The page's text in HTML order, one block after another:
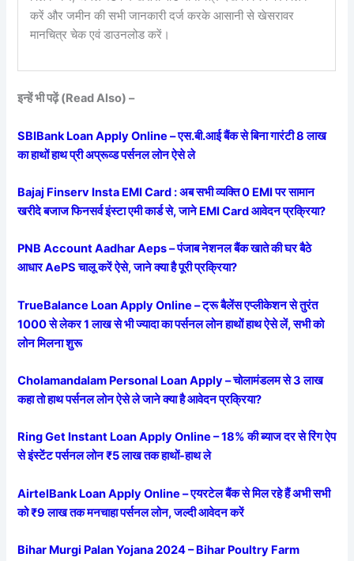
करें और जमीन की सभी जानकारी दर्ज करके आसानी से खेसरावर
मानचित्र चेक एवं डाउनलोड करें।
इन्हें भी पढ़ें (Read Also) –
SBIBank Loan Apply Online – एस.बी.आई बैंक से बिना गारंटी 8 लाख
का हाथों हाथ प्री अप्रूव्ड पर्सनल लोन ऐसे ले
Bajaj Finserv Insta EMI Card : अब सभी व्यक्ति 0 EMI पर सामान
खरीदे बजाज फिनसर्व इंस्टा एमी कार्ड से, जाने EMI Card आवेदन प्रक्रिया?
PNB Account Aadhar Aeps – पंजाब नेशनल बैंक खाते की घर बैठे
आधार AePS चालू करें ऐसे, जाने क्या है पूरी प्रक्रिया?
TrueBalance Loan Apply Online – ट्रू बैलेंस एप्लीकेशन से तुरंत
1000 से लेकर 1 लाख से भी ज्यादा का पर्सनल लोन हाथों हाथ ऐसे लें, सभी को
लोन मिलना शुरू
Cholamandalam Personal Loan Apply – चोलामंडलम से 3 लाख
कहा तो हाथ पर्सनल लोन ऐसे ले जाने क्या है आवेदन प्रक्रिया?
Ring Get Instant Loan Apply Online – 18% की ब्याज दर से रिंग ऐप
से इंस्टेंट पर्सनल लोन ₹5 लाख तक हाथों-हाथ ले
AirtelBank Loan Apply Online – एयरटेल बैंक से मिल रहे हैं अभी सभी
को ₹9 लाख तक मनचाहा पर्सनल लोन, जल्दी आवेदन करें
Bihar Murgi Palan Yojana 2024 – Bihar Poultry Farm